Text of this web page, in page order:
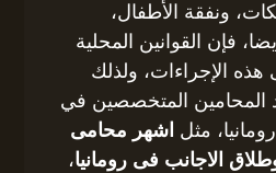
ونفقة الأطفال،
فإن القوانين المحلية
الإجراءات، ولذلك
المحامين المتخصصين في
مثل اشهر محامى
الاجانب فى رومانيا،